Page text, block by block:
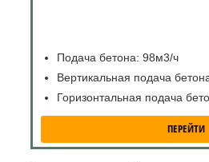
Подача бетона: 98м3/ч
Вертикальная подача
Горизонтальная подача
ПЕРЕЙТИ